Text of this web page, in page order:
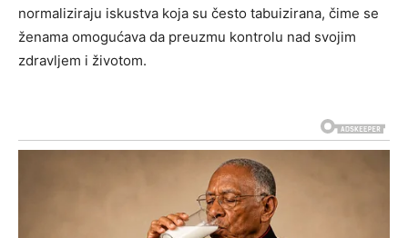
normaliziraju iskustva koja su često tabuizirana, čime se
ženama omogućava da preuzmu kontrolu nad svojim
zdravljem i životom.